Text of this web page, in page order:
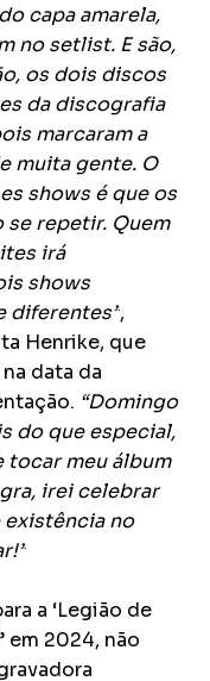
capa amarela,
no setlist. E são,
os dois discos
da discografia
marcaram a
muita gente. O
shows é que os
se repetir. Quem
irá
shows
diferentes”,
Henrike, que
data da
“Domingo
do que especial,
tocar meu álbum
irei celebrar
no
a ‘Legião de
em 2024, não